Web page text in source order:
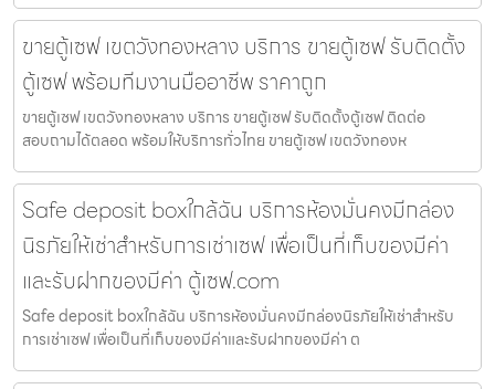
ขายตู้เซฟ เขตวังทองหลาง บริการ ขายตู้เซฟ รับติดตั้ง
ตู้เซฟ พร้อมทีมงานมืออาชีพ ราคาถูก
ขายตู้เซฟ เขตวังทองหลาง บริการ ขายตู้เซฟ รับติดตั้งตู้เซฟ ติดต่อ
สอบถามได้ตลอด พร้อมให้บริการทั่วไทย ขายตู้เซฟ เขตวังทองห
Safe deposit boxใกล้ฉัน บริการห้องมั่นคงมีกล่อง
นิรภัยให้เช่าสำหรับการเช่าเซฟ เพื่อเป็นที่เก็บของมีค่า
และรับฝากของมีค่า ตู้เซฟ.com
Safe deposit boxใกล้ฉัน บริการห้องมั่นคงมีกล่องนิรภัยให้เช่าสำหรับ
การเช่าเซฟ เพื่อเป็นที่เก็บของมีค่าและรับฝากของมีค่า ต